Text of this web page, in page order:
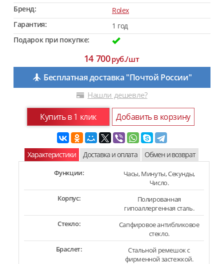
Бренд:
Rolex
Гарантия:
1 год
Подарок при покупке:
14 700руб./шт
Бесплатная доставка "Почтой России"
Нашли дешевле?
Купить в 1 клик Добавить в корзину
Характеристики Доставка и оплата Обмен и возврат
Функции:
Часы, Минуты, Секунды,
Число.
Корпус:
Полированная
гипоаллергенная сталь.
Стекло:
Сапфировое антибликовое
стекло.
Браслет:
Стальной ремешок с
фирменной застежкой.